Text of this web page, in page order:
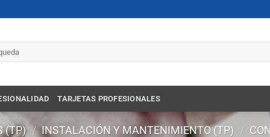
TARJETAS PROFESIONALES
(TP) / INSTALACIÓN Y MANTENIMIENTO (TP) /